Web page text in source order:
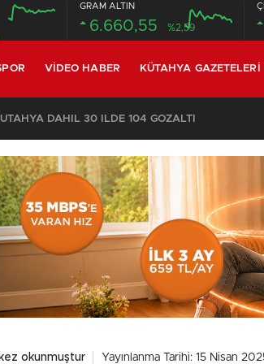
GRAM ALTIN
6.660,55 %2,59
VIDEO HABER KÜTAHYA GAZETELERI
DAHİL 30 İLDE 104 GÖZALTI
okunmuştur Yayınlanma Tarihi: 15 Nisan